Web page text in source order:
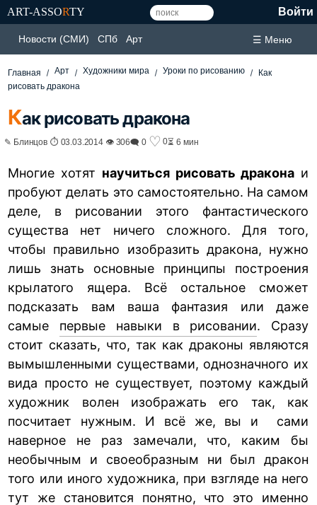
ART-ASSORTY Войти
Новости (СМИ) СПб Арт ☰ Меню
Главная Арт Художники мира Уроки по рисованию
Как
рисовать дракона
Как рисовать дракона
✎ Блинцов ⏱ 03.03.2014 👁 306🗨 0 ♡ 0⏳ 6 мин
Многие хотят научиться рисовать дракона и
пробуют делать это самостоятельно. На самом
деле, в рисовании этого фантастического
существа нет ничего сложного. Для того,
чтобы правильно изобразить дракона, нужно
лишь знать основные принципы построения
крылатого ящера. Всё остальное сможет
подсказать вам ваша фантазия или даже
самые первые навыки в рисовании. Сразу
стоит сказать, что, так как драконы являются
вымышленными существами, однозначного их
вида просто не существует, поэтому каждый
художник волен изображать его так, как
посчитает нужным. И всё же, вы и сами
наверное не раз замечали, что, каким бы
необычным и своеобразным ни был дракон
того или иного художника, при взгляде на него
тут же становится понятно, что это именно